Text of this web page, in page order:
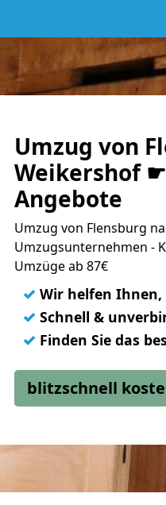
Umzug von
Weikershof
Angebote
Umzug von Flensburg
Umzugsunternehmen -
Umzüge ab 87€
✓ Wir helfen
✓ Schnell &
✓ Finden Sie das
blitzschnell